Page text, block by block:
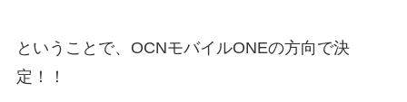
ということで、OCNモバイルONEの方向で決
定！！